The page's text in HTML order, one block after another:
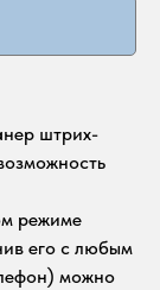
штрих-
режиме
его с любым
можно